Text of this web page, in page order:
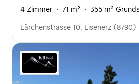
4 Zimmer · 71 m² · 355 m²
Lärchenstrasse 10, Eisenerz (8790)